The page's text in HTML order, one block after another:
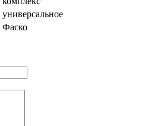
универсальное
Фаско